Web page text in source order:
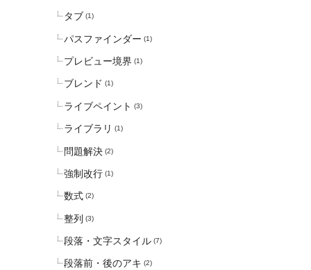
タブ (1)
パスファインダー (1)
プレビュー境界 (1)
ブレンド (1)
ライブペイント (3)
ライブラリ (1)
問題解決 (2)
強制改行 (1)
数式 (2)
整列 (3)
段落・文字スタイル (7)
段落前・後のアキ (2)